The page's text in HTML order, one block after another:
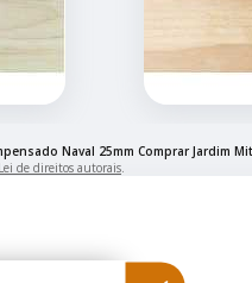
Naval 25mm Comprar Jardim
de direitos autorais